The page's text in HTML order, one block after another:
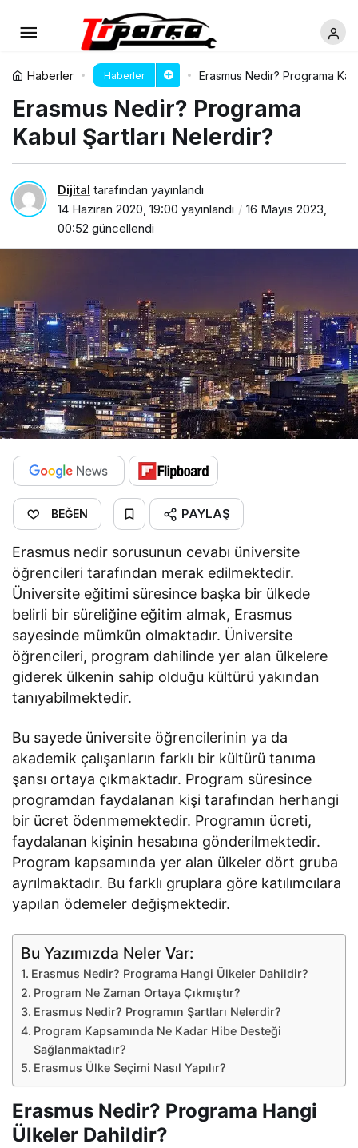
Haberler Haberler Erasmus Nedir? Programa
Erasmus Nedir? Programa
Kabul Şartları Nelerdir?
Dijital tarafından yayınlandı
14 Haziran 2020, 19:00 yayınlandı
16 Mayıs 2023,
00:52 güncellendi
BEĞEN PAYLAŞ
Erasmus nedir sorusunun cevabı üniversite
öğrencileri tarafından merak edilmektedir.
Üniversite eğitimi süresince başka bir ülkede
belirli bir süreliğine eğitim almak, Erasmus
sayesinde mümkün olmaktadır. Üniversite
öğrencileri, program dahilinde yer alan ülkelere
giderek ülkenin sahip olduğu kültürü yakından
tanıyabilmektedir.
Bu sayede üniversite öğrencilerinin ya da
akademik çalışanların farklı bir kültürü tanıma
şansı ortaya çıkmaktadır. Program süresince
programdan faydalanan kişi tarafından herhangi
bir ücret ödenmemektedir. Programın ücreti,
faydalanan kişinin hesabına gönderilmektedir.
Program kapsamında yer alan ülkeler dört gruba
ayrılmaktadır. Bu farklı gruplara göre katılımcılara
yapılan ödemeler değişmektedir.
Bu Yazımızda Neler Var:
Erasmus Nedir? Programa Hangi Ülkeler Dahildir?
Program Ne Zaman Ortaya Çıkmıştır?
Erasmus Nedir? Programın Şartları Nelerdir?
Program Kapsamında Ne Kadar Hibe Desteği
Sağlanmaktadır?
Erasmus Ülke Seçimi Nasıl Yapılır?
Erasmus Nedir? Programa Hangi
Ülkeler Dahildir?